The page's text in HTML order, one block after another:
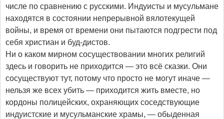
числе по сравнению с русскими. Индуисты и мусульмане
находятся в состоянии непрерывной вялотекущей
войны, и время от времени они пытаются подгрести под
себя христиан и буд-дистов.
Ни о каком мирном сосуществовании многих религий
здесь и говорить не приходится — это всё сказки. Они
сосуществуют тут, потому что просто не могут иначе —
нельзя же всех убить — приходится жить вместе, но
кордоны полицейских, охраняющих соседствующие
индуистские и мусульманские храмы, — обыденная